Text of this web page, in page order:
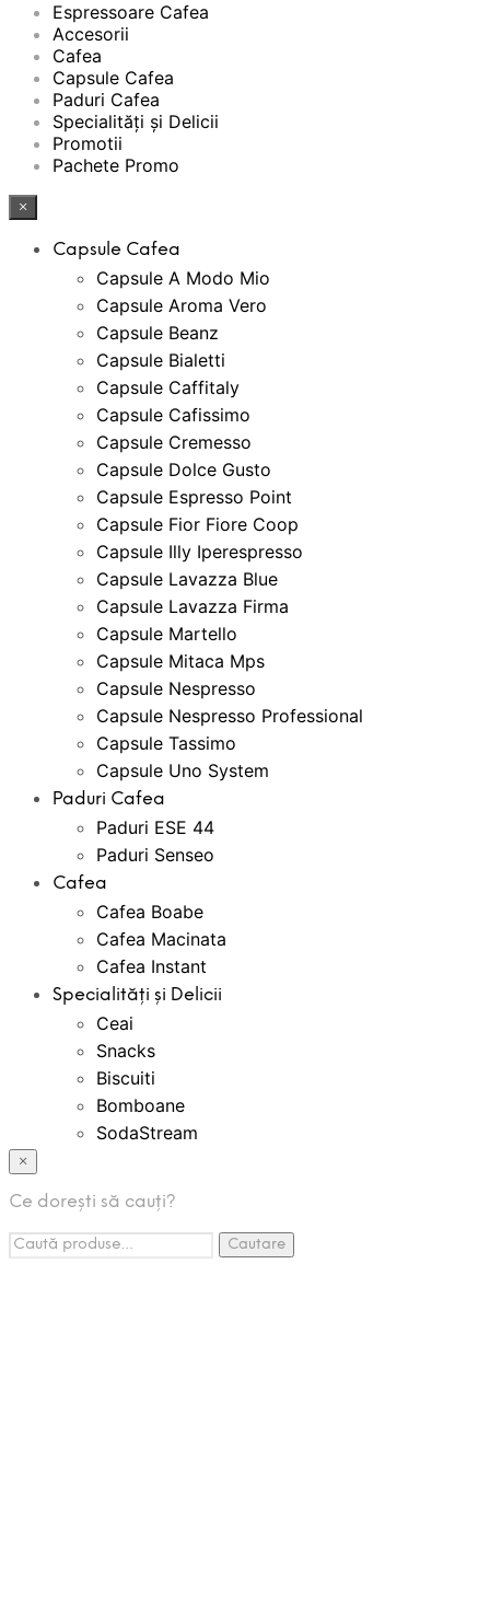
Espressoare Cafea
Accesorii
Cafea
Capsule Cafea
Paduri Cafea
Specialități și Delicii
Promotii
Pachete Promo
×
Capsule Cafea
Capsule A Modo Mio
Capsule Aroma Vero
Capsule Beanz
Capsule Bialetti
Capsule Caffitaly
Capsule Cafissimo
Capsule Cremesso
Capsule Dolce Gusto
Capsule Espresso Point
Capsule Fior Fiore Coop
Capsule Illy Iperespresso
Capsule Lavazza Blue
Capsule Lavazza Firma
Capsule Martello
Capsule Mitaca Mps
Capsule Nespresso
Capsule Nespresso Professional
Capsule Tassimo
Capsule Uno System
Paduri Cafea
Paduri ESE 44
Paduri Senseo
Cafea
Cafea Boabe
Cafea Macinata
Cafea Instant
Specialități și Delicii
Ceai
Snacks
Biscuiti
Bomboane
SodaStream
Espressoare Cafea
Accesorii
×
Ce dorești să cauți?
Caută: Cautare